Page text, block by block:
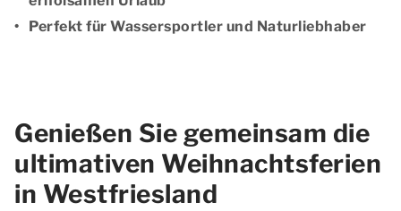
Perfekt für Wassersportler und Naturliebhaber
Genießen Sie gemeinsam die
ultimativen Weihnachtsferien
in Westfriesland